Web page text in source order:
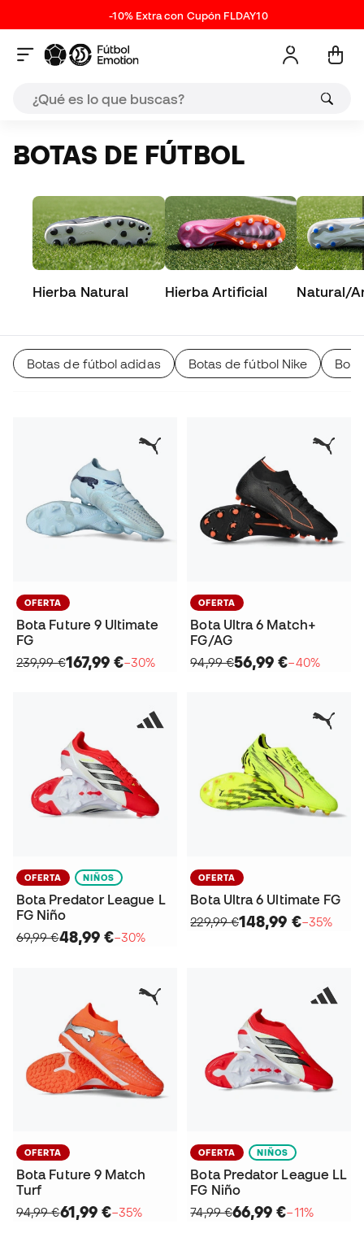
-10% Extra con Cupón FLDAY10
BOTAS DE FÚTBOL
Hierba Natural Hierba Artificial Natural/
Botas de fútbol adidas Botas de fútbol Nike
OFERTA
Bota Future 9 Ultimate
FG
239,99 €167,99 €−30%
OFERTA
Bota Ultra 6 Match+
FG/AG
94,99 €56,99 €−40%
OFERTA NIÑOS
Bota Predator League L
FG Niño
69,99 €48,99 €−30%
OFERTA
Bota Ultra 6 Ultimate FG
229,99 €148,99 €−35%
OFERTA
Bota Future 9 Match
Turf
94,99 €61,99 €−35%
OFERTA NIÑOS
Bota Predator League LL
FG Niño
74,99 €66,99 €−11%